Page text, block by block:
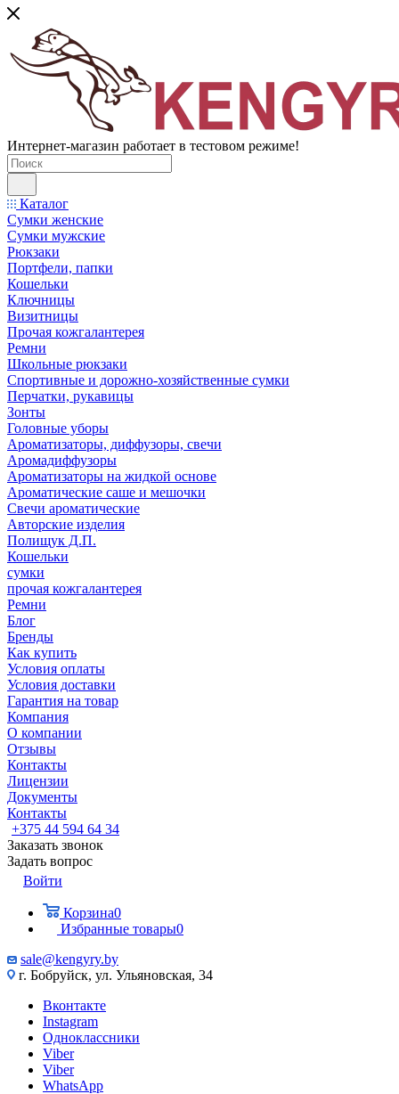
Интернет-магазин работает в тестовом режиме!
Каталог
Сумки женские
Сумки мужские
Рюкзаки
Портфели, папки
Кошельки
Ключницы
Визитницы
Прочая кожгалантерея
Ремни
Школьные рюкзаки
Спортивные и дорожно-хозяйственные сумки
Перчатки, рукавицы
Зонты
Головные уборы
Ароматизаторы, диффузоры, свечи
Аромадиффузоры
Ароматизаторы на жидкой основе
Ароматические саше и мешочки
Свечи ароматические
Авторские изделия
Полищук Д.П.
Кошельки
сумки
прочая кожгалантерея
Ремни
Блог
Бренды
Как купить
Условия оплаты
Условия доставки
Гарантия на товар
Компания
О компании
Отзывы
Контакты
Лицензии
Документы
Контакты
+375 44 594 64 34
Заказать звонок
Задать вопрос
Войти
Корзина0
Избранные товары0
sale@kengyry.by
г. Бобруйск, ул. Ульяновская, 34
Вконтакте
Instagram
Одноклассники
Viber
Viber
WhatsApp